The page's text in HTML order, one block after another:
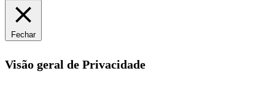
Fechar
Visão geral de Privacidade